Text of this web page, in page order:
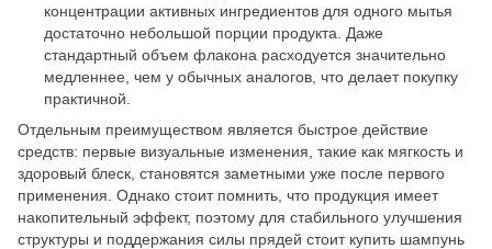
концентрации активных ингредиентов для одного мытья
достаточно небольшой порции продукта. Даже
стандартный объем флакона расходуется значительно
медленнее, чем у обычных аналогов, что делает покупку
практичной.
Отдельным преимуществом является быстрое действие
средств: первые визуальные изменения, такие как мягкость и
здоровый блеск, становятся заметными уже после первого
применения. Однако стоит помнить, что продукция имеет
накопительный эффект, поэтому для стабильного улучшения
структуры и поддержания силы прядей стоит купить шампунь